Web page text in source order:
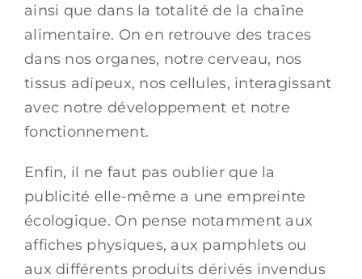
ainsi que dans la totalité de la chaîne
alimentaire. On en retrouve des traces
dans nos organes, notre cerveau, nos
tissus adipeux, nos cellules, interagissant
avec notre développement et notre
fonctionnement.
Enfin, il ne faut pas oublier que la
publicité elle-même a une empreinte
écologique. On pense notamment aux
affiches physiques, aux pamphlets ou
aux différents produits dérivés invendus